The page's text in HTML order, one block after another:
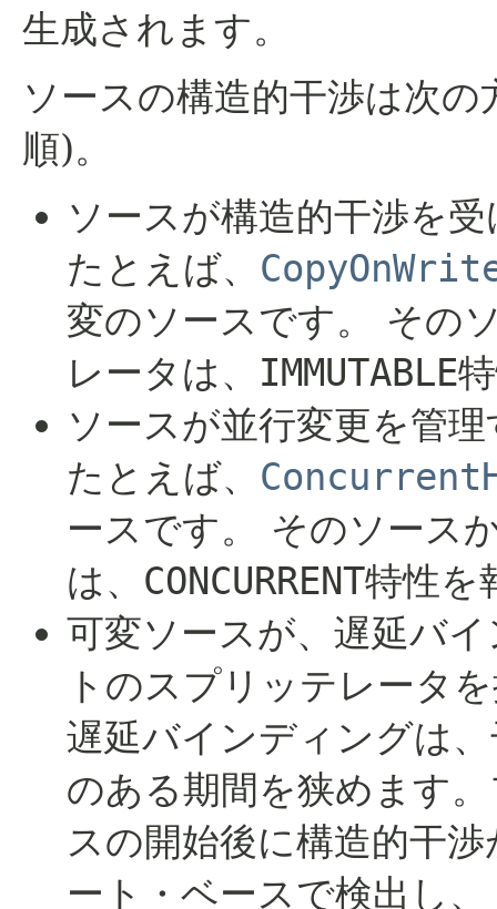
生成されます。
ソースの構造的干渉は次
順)。
ソースが構造的干渉を
たとえば、
変のソースです。
その
レータは、 IMMUTABLE
ソースが並行変更を管
たとえば、
ースです。
そのソース
は、 CONCURRENT特性を
可変ソースが、遅延バ
トのスプリッテレータ
遅延バインディングは
のある期間を狭めます
スの開始後に構造的干
ート・ベースで検出し、